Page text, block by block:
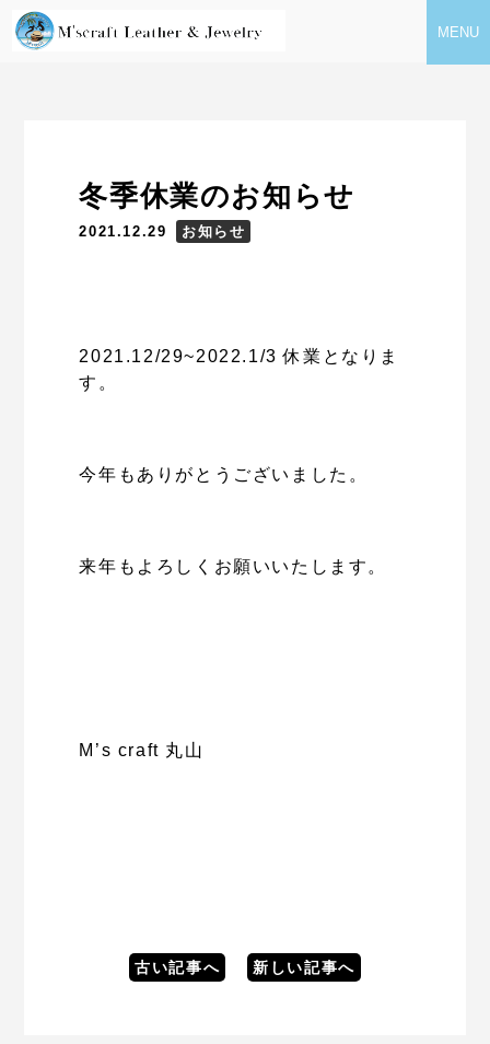
MENU
冬季休業のお知らせ
2021.12.29 お知らせ
2021.12/29~2022.1/3 休業となりま
す。
今年もありがとうございました。
来年もよろしくお願いいたします。
M’s craft 丸山
古い記事へ 新しい記事へ